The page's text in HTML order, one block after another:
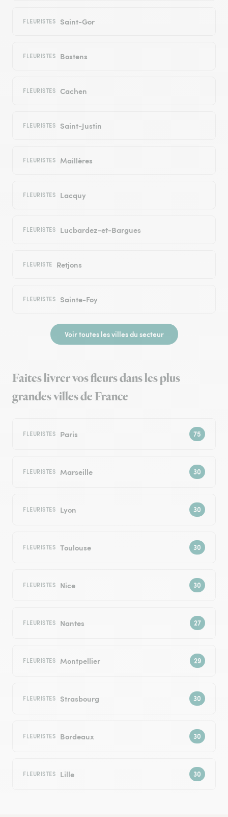
FLEURISTES Saint-Gor
FLEURISTES Bostens
FLEURISTES Cachen
FLEURISTES Saint-Justin
FLEURISTES Maillères
FLEURISTES Lacquy
FLEURISTES Lucbardez-et-Bargues
FLEURISTE Retjons
FLEURISTES Sainte-Foy
Voir toutes les villes du secteur
Faites livrer vos fleurs dans les plus
grandes villes de France
FLEURISTES Paris
FLEURISTES Marseille
FLEURISTES Lyon
FLEURISTES Toulouse
FLEURISTES Nice
FLEURISTES Nantes
FLEURISTES Montpellier
FLEURISTES Strasbourg
FLEURISTES Bordeaux
FLEURISTES Lille